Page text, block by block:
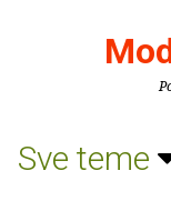
Sve teme